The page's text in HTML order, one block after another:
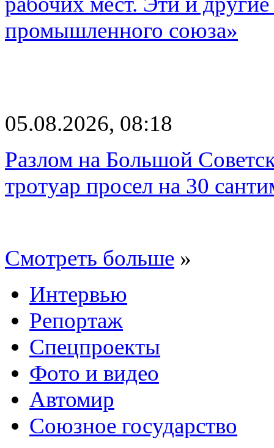
промышленного союза»
05.08.2026, 08:18
Разлом на Большой
тротуар просел на 30
Смотреть больше »
Интервью
Репортаж
Спецпроекты
Фото и видео
Автомир
Союзное государство